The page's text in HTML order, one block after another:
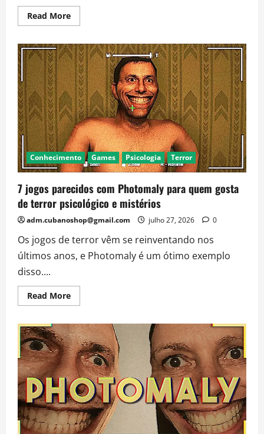
Read MoreRead
more
A
História
do
Jogo
que
Revolucionou
o
Terror
Psicológico
Conhecimento Games Psicologia Terror
7 jogos parecidos com Photomaly para quem gosta
de terror psicológico e mistérios
adm.cubanoshop@gmail.com julho 27, 2026 0
Os jogos de terror vêm se reinventando nos
últimos anos, e Photomaly é um ótimo exemplo
disso....
Read MoreRead
more
jogos
parecidos
com
Photomaly
para
quem
gosta
de
terror
psicológico
e
mistérios